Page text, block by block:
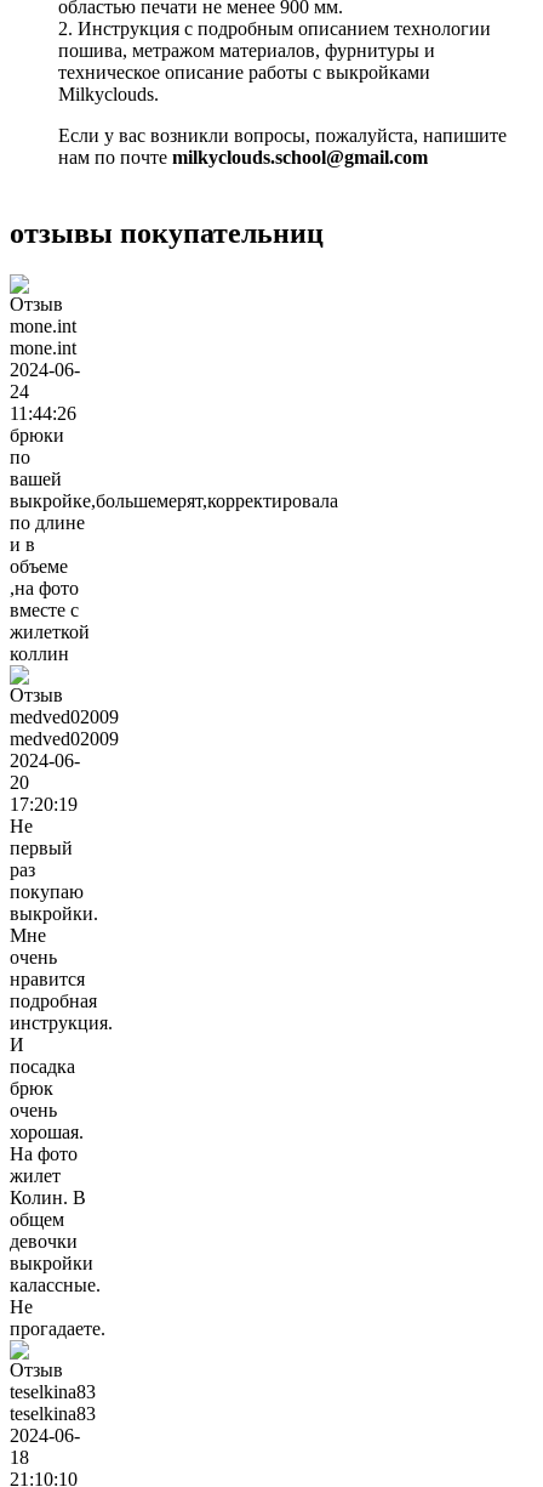
областью печати не менее 900 мм.
2. Инструкция с подробным описанием технологии
пошива, метражом материалов, фурнитуры и
техническое описание работы с выкройками
Milkyclouds.
Если у вас возникли вопросы, пожалуйста, напишите
нам по почте milkyclouds.school@gmail.com
отзывы покупательниц
mone.int
2024-06-
24
11:44:26
брюки
по
вашей
выкройке,большемерят,корректировала
по длине
и в
объеме
,на фото
вместе с
жилеткой
коллин
medved02009
2024-06-
20
17:20:19
Не
первый
раз
покупаю
выкройки.
Мне
очень
нравится
подробная
инструкция.
И
посадка
брюк
очень
хорошая.
На фото
жилет
Колин. В
общем
девочки
выкройки
калассные.
Не
прогадаете.
teselkina83
2024-06-
18
21:10:10